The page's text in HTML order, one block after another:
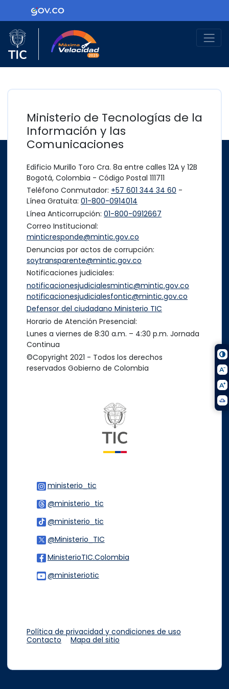
Ir al contenido principalLogo Gobierno de Colombia
Logo del Ministerio TIC
Ministerio de Tecnologías de la
Información y las
Comunicaciones
Edificio Murillo Toro Cra. 8a entre calles 12A y 12B
Bogotá, Colombia - Código Postal 111711
Teléfono Conmutador: +57 601 344 34 60 -
Línea Gratuita: 01-800-0914014
Línea Anticorrupción: 01-800-0912667
Correo Institucional:
minticresponde@mintic.gov.co
Denuncias por actos de corrupción:
soytransparente@mintic.gov.co
Notificaciones judiciales:
notificacionesjudicialesmintic@mintic.gov.co
notificacionesjudicialesfontic@mintic.gov.co
Defensor del ciudadano Ministerio TIC
Horario de Atención Presencial:
Lunes a viernes de 8:30 a.m. – 4:30 p.m. Jornada
Continua
©Copyright 2021 - Todos los derechos
reservados Gobierno de Colombia
ministerio_tic
@ministerio_tic
@ministerio_tic
@Ministerio_TIC
MinisterioTIC.Colombia
@ministeriotic
Política de privacidad y condiciones de uso
Contacto
Mapa del sitio